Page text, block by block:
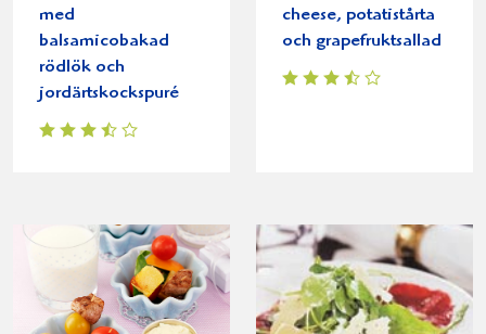
med
balsamicobakad
rödlök och
jordärtskockspuré
cheese, potatistårta
och grapefruktsallad